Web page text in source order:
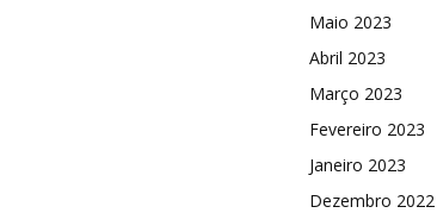
Maio 2023
Abril 2023
Março 2023
Fevereiro 2023
Janeiro 2023
Dezembro 2022